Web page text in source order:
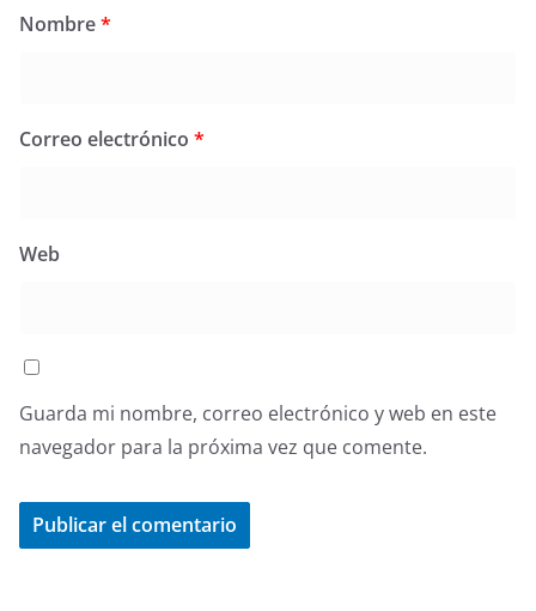
Nombre*
Correo electrónico *
Web
Guarda mi nombre, correo electrónico y web en este
navegador para la próxima vez que comente.